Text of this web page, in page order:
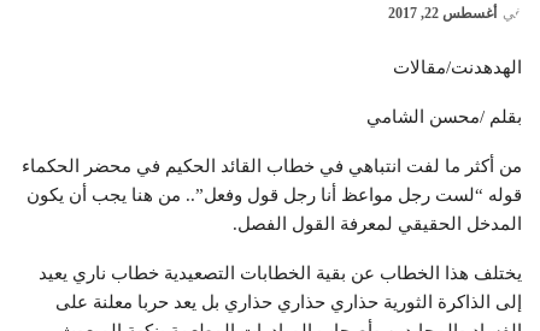
في أغسطس 22, 2017
الهدهدنت/مقالات
بقلم /محسن الشامي
من أكثر ما لفت انتباهي في خطاب القائد الحكيم في محضر الحكماء
قوله “لست رجل مواعظ أنا رجل قول وفعل”.. من هنا يجب أن يكون
المدخل الحقيقي لمعرفة القول الفصل.
يختلف هذا الخطاب عن بقية الخطابات التصعيدية خطاب ناري يعيد
إلى الذاكرة الثورية حذاري حذاري حذاري بل يعد حربا معلنة على